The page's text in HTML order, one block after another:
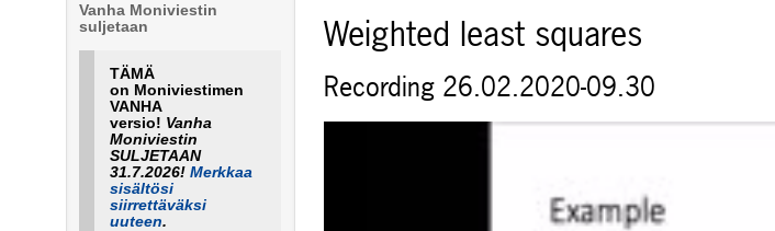
Weighted least squares
Recording 26.02.2020-09.30
Vanha Moniviestin
suljetaan
TÄMÄ
on Moniviestimen
VANHA
versio! Vanha
Moniviestin
SULJETAAN
31.7.2026! Merkkaa
sisältösi
siirrettäväksi
uuteen.